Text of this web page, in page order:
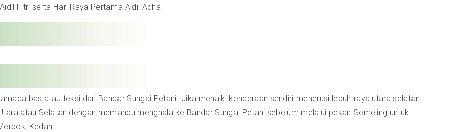
Fitri serta Hari Raya Pertama Aidil Adha
bas atau teksi dari Bandar Sungai Petani. Jika menaiki kenderaan sendiri menerusi lebuh raya utara selatan,
atau Selatan dengan memandu menghala ke Bandar Sungai Petani sebelum melalui pekan Semeling untuk
Kedah.